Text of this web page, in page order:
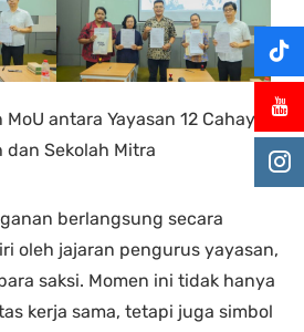
antara Yayasan 12 Cahaya
dan Sekolah Mitra
berlangsung secara
oleh jajaran pengurus yayasan,
saksi. Momen ini tidak hanya
kerja sama, tetapi juga simbol